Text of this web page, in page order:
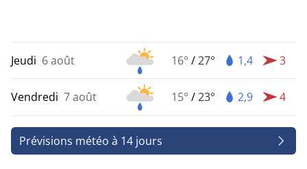
Jeudi 6 août 16° /27° 1,4 3
Vendredi 7 août 15° /23° 2,9 4
Prévisions météo à 14 jours